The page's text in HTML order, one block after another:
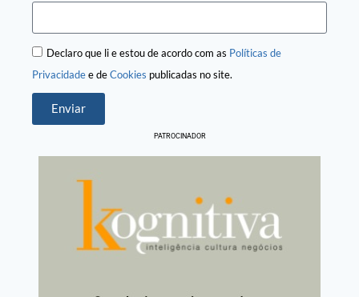
Declaro que li e estou de acordo com as Políticas de
Privacidadee deCookies publicadas no site.
Enviar
PATROCINADOR